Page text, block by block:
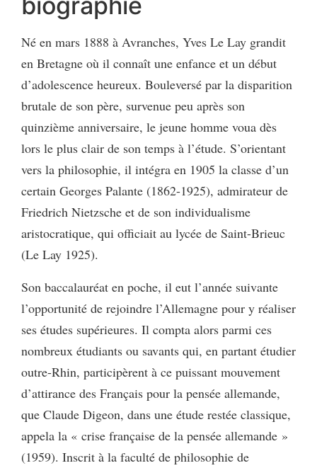
Né en mars 1888 à Avranches, Yves Le Lay grandit
en Bretagne où il connaît une enfance et un début
d’adolescence heureux. Bouleversé par la disparition
brutale de son père, survenue peu après son
quinzième anniversaire, le jeune homme voua dès
lors le plus clair de son temps à l’étude. S’orientant
vers la philosophie, il intégra en 1905 la classe d’un
certain Georges Palante (1862-1925), admirateur de
Friedrich Nietzsche et de son individualisme
aristocratique, qui officiait au lycée de Saint-Brieuc
(Le Lay 1925).
Son baccalauréat en poche, il eut l’année suivante
l’opportunité de rejoindre l’Allemagne pour y réaliser
ses études supérieures. Il compta alors parmi ces
nombreux étudiants ou savants qui, en partant étudier
outre-Rhin, participèrent à ce puissant mouvement
d’attirance des Français pour la pensée allemande,
que Claude Digeon, dans une étude restée classique,
appela la « crise française de la pensée allemande »
(1959). Inscrit à la faculté de philosophie de